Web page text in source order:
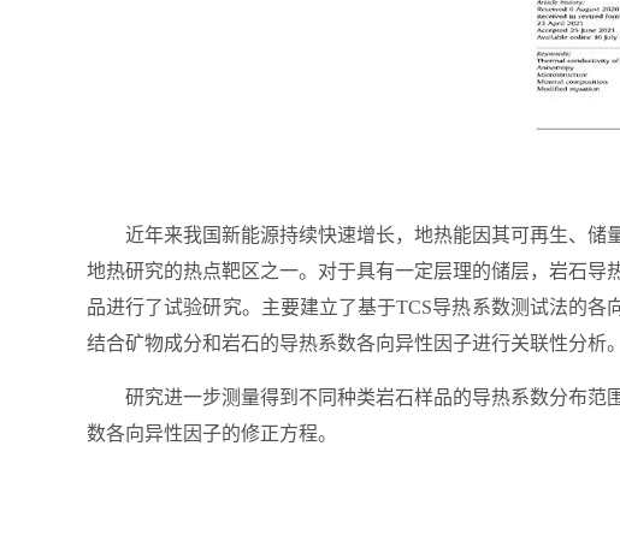
近年来我国新能源持续快速增长，地热能因其可再生、
地热研究的热点靶区之一。对于具有一定层理的储层，岩石
品进行了试验研究。主要建立了基于TCS导热系数测试法的各
结合矿物成分和岩石的导热系数各向异性因子进行关联性分析。
研究进一步测量得到不同种类岩石样品的导热系数分布
数各向异性因子的修正方程。